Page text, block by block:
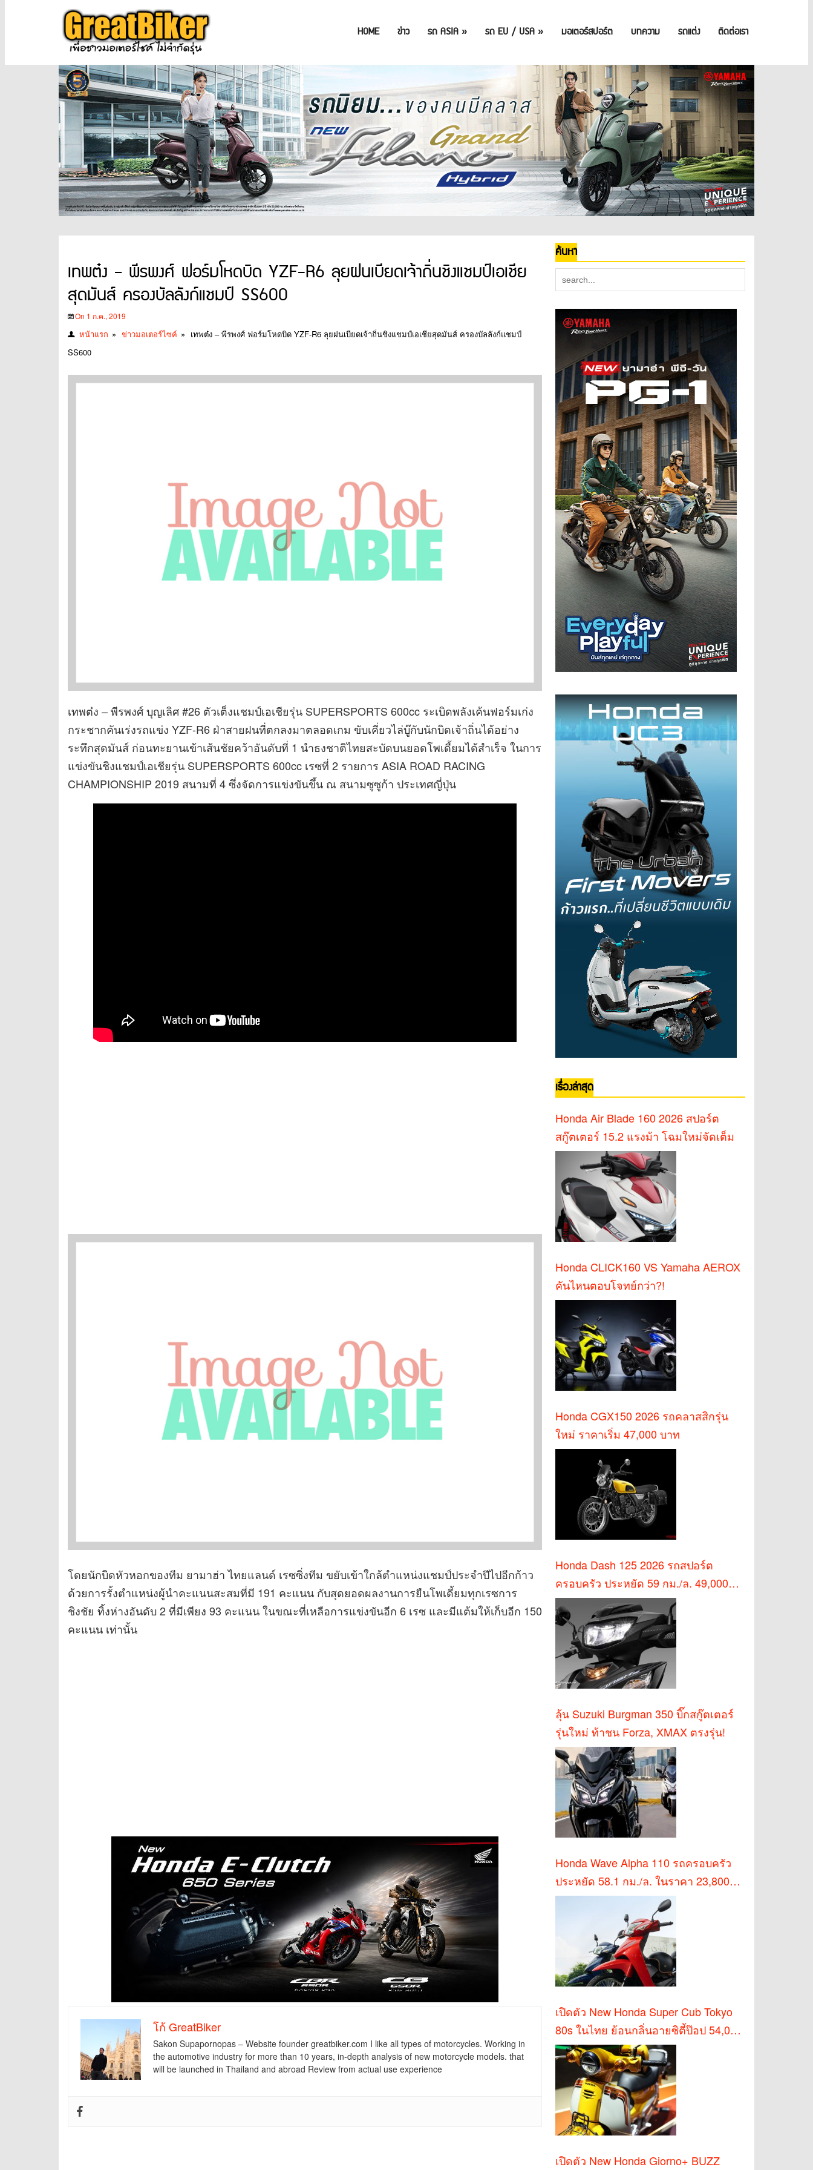
HOME ข่าว รถ ASIA » รถ EU / USA » มอเตอร์สปอร์ต บทความ รถแต่ง ติดต่อเรา
เทพต๋ง – พีรพงศ์ ฟอร์มโหดบิด YZF-R6 ลุยฝนเบียดเจ้าถิ่นชิงแชมป์เอเชีย
สุดมันส์ ครองบัลลังก์แชมป์ SS600
On 1 ก.ค., 2019
หน้าแรก » ข่าวมอเตอร์ไซค์ » เทพต๋ง – พีรพงศ์ ฟอร์มโหดบิด YZF-R6 ลุยฝนเบียดเจ้าถิ่นชิงแชมป์เอเชียสุดมันส์ ครองบัลลังก์แชมป์
SS600
เทพต๋ง – พีรพงศ์ บุญเลิศ #26 ตัวเต็งแชมป์เอเชียรุ่น SUPERSPORTS 600cc ระเบิดพลังเค้นฟอร์มเก่ง
กระชากคันเร่งรถแข่ง YZF-R6 ฝ่าสายฝนที่ตกลงมาตลอดเกม ขับเคี่ยวไล่บู๊กับนักบิดเจ้าถิ่นได้อย่าง
ระทึกสุดมันส์ ก่อนทะยานเข้าเส้นชัยคว้าอันดับที่ 1 นำธงชาติไทยสะบัดบนยอดโพเดี้ยมได้สำเร็จ ในการ
แข่งขันชิงแชมป์เอเชียรุ่น SUPERSPORTS 600cc เรซที่ 2 รายการ ASIA ROAD RACING
CHAMPIONSHIP 2019 สนามที่ 4 ซึ่งจัดการแข่งขันขึ้น ณ สนามซูซูก้า ประเทศญี่ปุ่น
โดยนักบิดหัวหอกของทีม ยามาฮ่า ไทยแลนด์ เรซซิ่งทีม ขยับเข้าใกล้ตำแหน่งแชมป์ประจำปีไปอีกก้าว
ด้วยการรั้งตำแหน่งผู้นำคะแนนสะสมที่มี 191 คะแนน กับสุดยอดผลงานการยืนโพเดี้ยมทุกเรซการ
ชิงชัย ทิ้งห่างอันดับ 2 ที่มีเพียง 93 คะแนน ในขณะที่เหลือการแข่งขันอีก 6 เรซ และมีแต้มให้เก็บอีก 150
คะแนน เท่านั้น
โก้ GreatBiker
Sakon Supapornopas – Website founder greatbiker.com I like all types of motorcycles. Working in
the automotive industry for more than 10 years, in-depth analysis of new motorcycle models. that
will be launched in Thailand and abroad Review from actual use experience
ค้นหา
เรื่องล่าสุด
Honda Air Blade 160 2026 สปอร์ต
สกู๊ตเตอร์ 15.2 แรงม้า โฉมใหม่จัดเต็ม
Honda CLICK160 VS Yamaha AEROX
คันไหนตอบโจทย์กว่า?!
Honda CGX150 2026 รถคลาสสิกรุ่น
ใหม่ ราคาเริ่ม 47,000 บาท
Honda Dash 125 2026 รถสปอร์ต
ครอบครัว ประหยัด 59 กม./ล. 49,000
บาท
ลุ้น Suzuki Burgman 350 บิ๊กสกู๊ตเตอร์
รุ่นใหม่ ท้าชน Forza, XMAX ตรงรุ่น!
Honda Wave Alpha 110 รถครอบครัว
ประหยัด 58.1 กม./ล. ในราคา 23,800
บาท
เปิดตัว New Honda Super Cub Tokyo
80s ในไทย ย้อนกลิ่นอายซิตี้ป๊อป 54,000
บาท
เปิดตัว New Honda Giorno+ BUZZ